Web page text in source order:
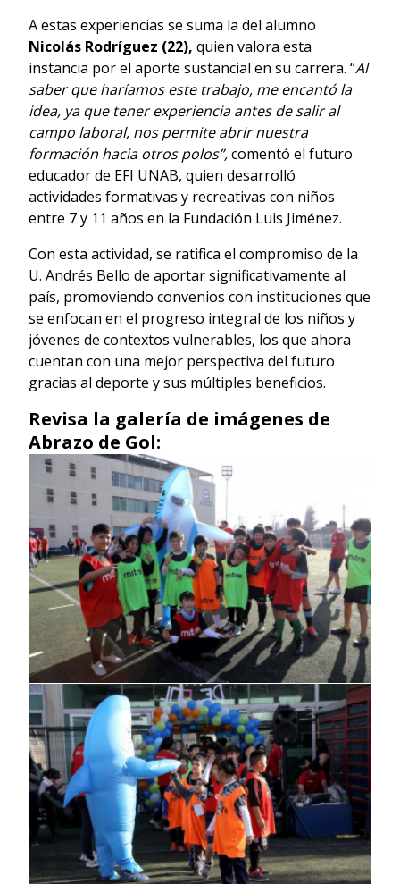
A estas experiencias se suma la del alumno
Nicolás Rodríguez (22), quien valora esta
instancia por el aporte sustancial en su carrera. “Al
saber que haríamos este trabajo, me encantó la
idea, ya que tener experiencia antes de salir al
campo laboral, nos permite abrir nuestra
formación hacia otros polos”,comentó el futuro
educador de EFI UNAB, quien desarrolló
actividades formativas y recreativas con niños
entre 7 y 11 años en la Fundación Luis Jiménez.
Con esta actividad, se ratifica el compromiso de la
U. Andrés Bello de aportar significativamente al
país, promoviendo convenios con instituciones que
se enfocan en el progreso integral de los niños y
jóvenes de contextos vulnerables, los que ahora
cuentan con una mejor perspectiva del futuro
gracias al deporte y sus múltiples beneficios.
Revisa la galería de imágenes de
Abrazo de Gol: